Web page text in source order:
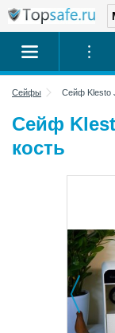
Сейфы Сейф Klesto
Сейф
кость